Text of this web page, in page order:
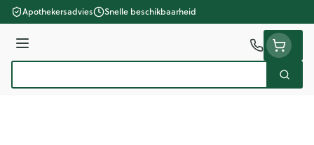
Ga naar de inhoud
Apothekersadvies Snelle beschikbaarheid
Menu
Zoek